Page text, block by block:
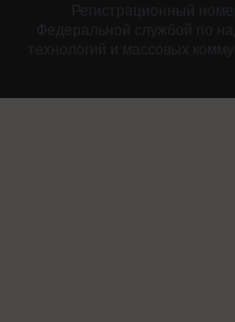
Регистрационный
Федеральной службой по
технологий и массовых